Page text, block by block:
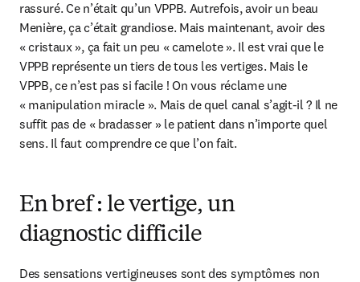
rassuré. Ce n’était qu’un VPPB. Autrefois, avoir un beau
Menière, ça c’était grandiose. Mais maintenant, avoir des
« cristaux », ça fait un peu « camelote ». Il est vrai que le
VPPB représente un tiers de tous les vertiges. Mais le
VPPB, ce n’est pas si facile ! On vous réclame une
« manipulation miracle ». Mais de quel canal s’agit-il ? Il ne
suffit pas de « bradasser » le patient dans n’importe quel
sens. Il faut comprendre ce que l’on fait.
En bref : le vertige, un
diagnostic difficile
Des sensations vertigineuses sont des symptômes non